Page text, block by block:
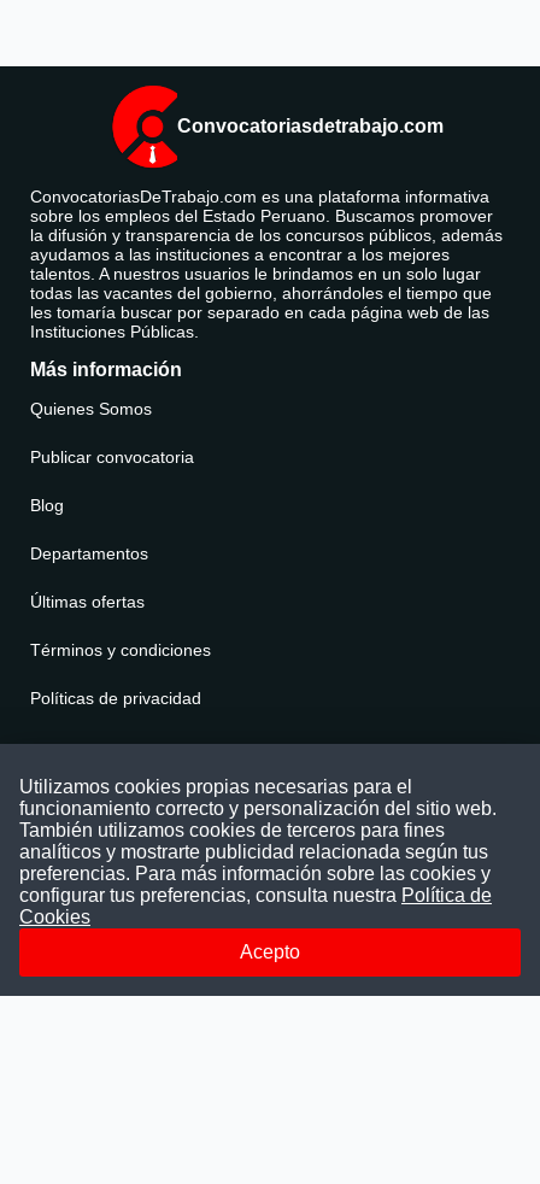
Convocatoriasdetrabajo.com
ConvocatoriasDeTrabajo.com es una plataforma informativa
sobre los empleos del Estado Peruano. Buscamos promover
la difusión y transparencia de los concursos públicos, además
ayudamos a las instituciones a encontrar a los mejores
talentos. A nuestros usuarios le brindamos en un solo lugar
todas las vacantes del gobierno, ahorrándoles el tiempo que
les tomaría buscar por separado en cada página web de las
Instituciones Públicas.
Más información
Quienes Somos
Publicar convocatoria
Blog
Departamentos
Últimas ofertas
Términos y condiciones
Políticas de privacidad
Puede comunicarse con nosotros a través
nuestras redes sociales o del correo:
contacto@convocatoriasdetrabajo.com
Siguenos en:
Utilizamos cookies propias necesarias para el
funcionamiento correcto y personalización del sitio web.
También utilizamos cookies de terceros para fines
analíticos y mostrarte publicidad relacionada según tus
preferencias. Para más información sobre las cookies y
configurar tus preferencias, consulta nuestra Política de
Cookies
Acepto